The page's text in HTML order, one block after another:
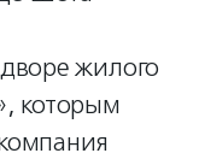
жилого
которым